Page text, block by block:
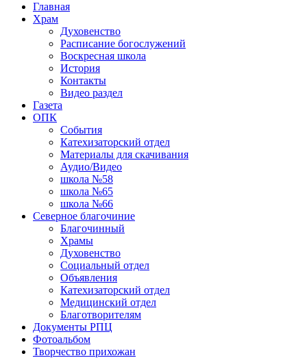
Главная
Храм
Духовенство
Расписание богослужений
Воскресная школа
История
Контакты
Видео раздел
Газета
ОПК
События
Катехизаторский отдел
Материалы для скачивания
Аудио/Видео
школа №58
школа №65
школа №66
Северное благочиние
Благочинный
Храмы
Духовенство
Социальный отдел
Объявления
Катехизаторский отдел
Медицинский отдел
Благотворителям
Документы РПЦ
Фотоальбом
Творчество прихожан